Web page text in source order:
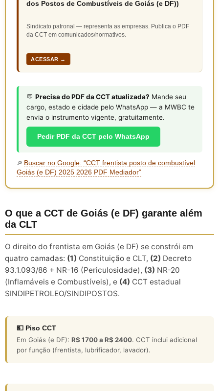
dos Postos de Combustíveis de Goiás (e DF))
Sindicato patronal — representa as empresas. Publica o PDF
da CCT em comunicados/normativos.
ACESSAR →
💬 Precisa do PDF da CCT atualizada? Mande seu
cargo, estado e cidade pelo WhatsApp — a MWBC te
envia o instrumento vigente, gratuitamente.
Pedir PDF da CCT pelo WhatsApp
🔎 Buscar no Google: “CCT frentista posto de combustível
Goiás (e DF) 2025 2026 PDF Mediador”
O que a CCT de Goiás (e DF) garante além
da CLT
O direito do frentista em Goiás (e DF) se constrói em
quatro camadas: (1) Constituição e CLT, (2) Decreto
93.1.093/86 + NR-16 (Periculosidade), (3) NR-20
(Inflamáveis e Combustíveis), e (4) CCT estadual
SINDIPETROLEO/SINDIPOSTOS.
💵 Piso CCT
Em Goiás (e DF): R$ 1700 a R$ 2400. CCT inclui adicional
por função (frentista, lubrificador, lavador).